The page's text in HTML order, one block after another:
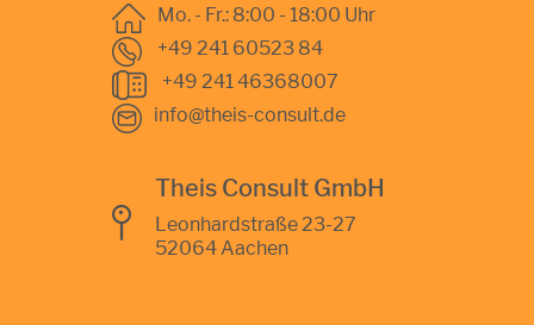
Mo. - Fr.: 8:00 - 18:00 Uhr
+49 241 60523 84
+49 241 46368007
info@theis-consult.de
Theis Consult GmbH
Leonhardstraße 23-27
52064 Aachen